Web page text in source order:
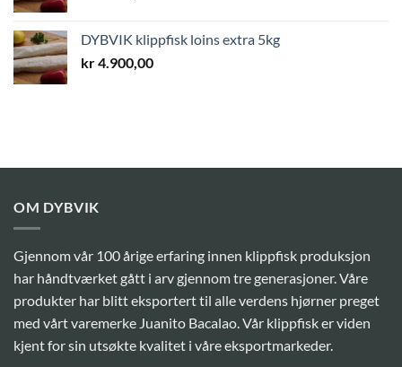
DYBVIK klippfisk loins extra 5kg
kr4.900,00
OM DYBVIK
Gjennom vår 100 årige erfaring innen klippfisk produksjon
har håndtværket gått i arv gjennom tre generasjoner. Våre
produkter har blitt eksportert til alle verdens hjørner preget
med vårt varemerke Juanito Bacalao. Vår klippfisk er viden
kjent for sin utsøkte kvalitet i våre eksportmarkeder.